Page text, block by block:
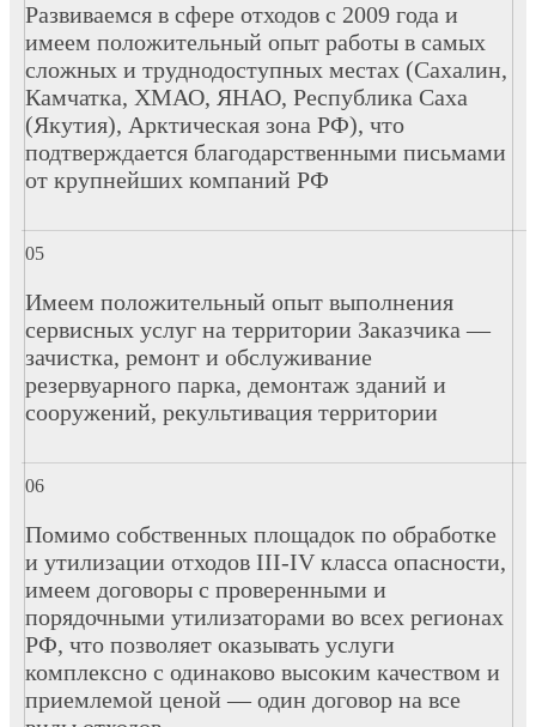
Развиваемся в сфере отходов с 2009 года и
имеем положительный опыт работы в самых
сложных и труднодоступных местах (Сахалин,
Камчатка, ХМАО, ЯНАО, Республика Саха
(Якутия), Арктическая зона РФ), что
подтверждается благодарственными письмами
от крупнейших компаний РФ
Имеем положительный опыт выполнения
сервисных услуг на территории Заказчика —
зачистка, ремонт и обслуживание
резервуарного парка, демонтаж зданий и
сооружений, рекультивация территории
Помимо собственных площадок по обработке
и утилизации отходов III-IV класса опасности,
имеем договоры с проверенными и
порядочными утилизаторами во всех регионах
РФ, что позволяет оказывать услуги
комплексно с одинаково высоким качеством и
приемлемой ценой — один договор на все